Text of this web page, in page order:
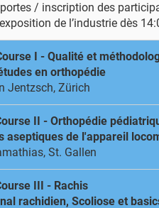
/ inscription des
de l’industrie dès
I - Qualité et
en orthopédie
Jentzsch, Zürich
II - Orthopédie
aseptiques de l'appareil
St. Gallen
III - Rachis
rachidien, Scoliose et